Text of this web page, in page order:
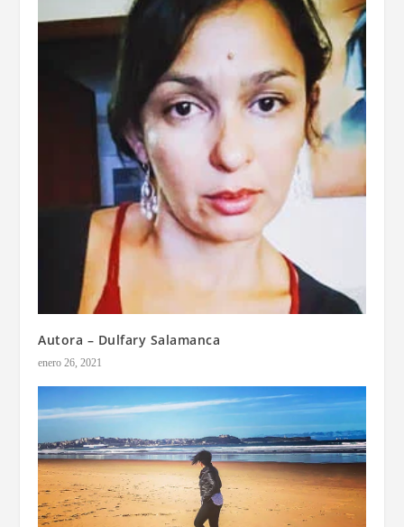
Autora – Dulfary Salamanca
enero 26, 2021